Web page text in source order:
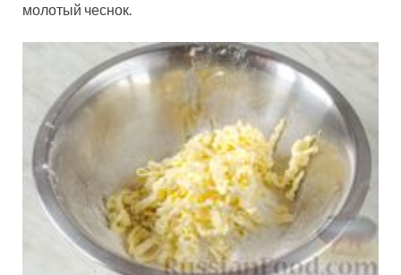
молотый чеснок.